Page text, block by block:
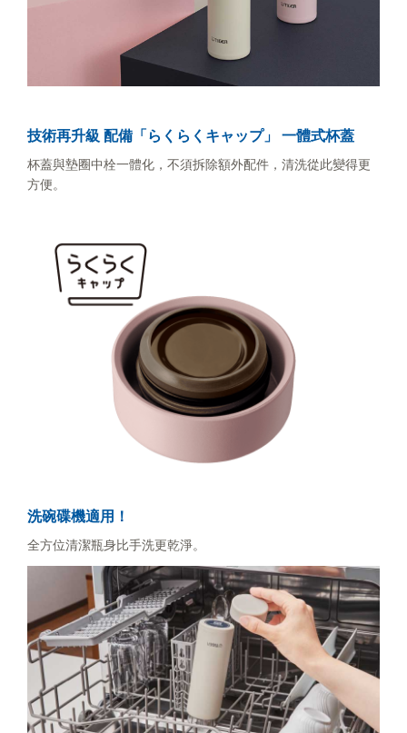
技術再升級 配備「らくらくキャップ」 一體式杯蓋
杯蓋與墊圈中栓一體化，不須拆除額外配件，清洗從此變得更
方便。
洗碗碟機適用！
全方位清潔瓶身比手洗更乾淨。